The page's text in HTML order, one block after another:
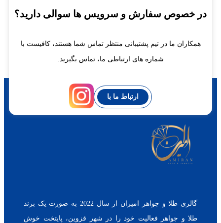
در خصوص سفارش و سرویس ها سوالی دارید؟
همکاران ما در تیم پشتیبانی منتظر تماس شما هستند، کافیست با
شماره های ارتباطی ما، تماس بگیرید.
ارتباط ما با
گالری طلا و جواهر امیران از سال 2022 به صورت یک برند
طلا و جواهر فعالیت خود را در شهر قزوین، پایتخت خوش